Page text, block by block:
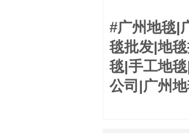
#广州地毯|
毯批发|地
毯|手工地
公司|广州